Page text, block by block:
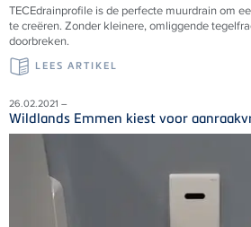
TECEdrainprofile is de perfecte muurdrain om
te creëren. Zonder kleinere, omliggende
doorbreken.
LEES ARTIKEL
26.02.2021 –
Wildlands Emmen kiest voor